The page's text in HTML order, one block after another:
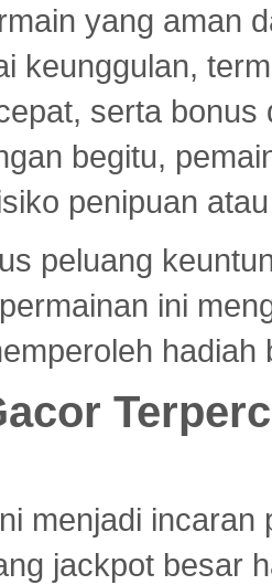
yang aman
keunggulan,
serta
begitu,
penipuan
peluang
ini
hadiah
menjadi
jackpot besar